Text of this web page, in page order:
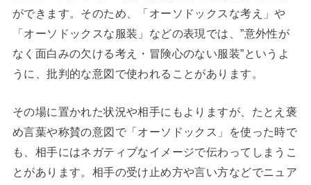
ができます。そのため、「オーソドックスな考え」や
「オーソドックスな服装」などの表現では、”意外性が
なく面白みの欠ける考え・冒険心のない服装”というよ
うに、批判的な意図で使われることがあります。
その場に置かれた状況や相手にもよりますが、たとえ褒
め言葉や称賛の意図で「オーソドックス」を使った時で
も、相手にはネガティブなイメージで伝わってしまうこ
とがあります。相手の受け止め方や言い方などでニュア